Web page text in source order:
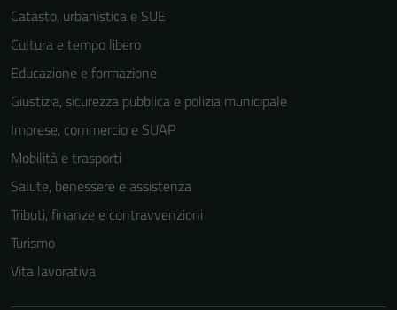
Catasto, urbanistica e SUE
Cultura e tempo libero
Educazione e formazione
Giustizia, sicurezza pubblica e polizia municipale
Imprese, commercio e SUAP
Mobilità e trasporti
Salute, benessere e assistenza
Tributi, finanze e contravvenzioni
Turismo
Vita lavorativa